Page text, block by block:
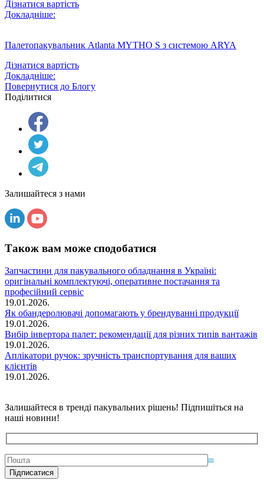
Дізнатися вартість
Докладніше:
Палетопакувальник Atlanta MYTHO S з системою ARYA
Дізнатися вартість
Докладніше:
Повернутися до Блогу
Поділитися
Залишайтеся з нами
Також вам може сподобатися
Запчастини для пакувального обладнання в Україні:
оригінальні комплектуючі, оперативне постачання та
професійний сервіс
19.01.2026.
Як обандеролювачі допомагають у брендуванні продукції
19.01.2026.
Вибір інвертора палет: рекомендації для різних типів вантажів
19.01.2026.
Аплікатори ручок: зручність транспортування для ваших
клієнтів
19.01.2026.
Залишайтеся в тренді пакувальних рішень! Підпишіться на
наші новини!